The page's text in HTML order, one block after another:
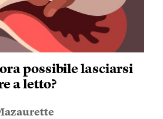
possibile lasciarsi
a letto?